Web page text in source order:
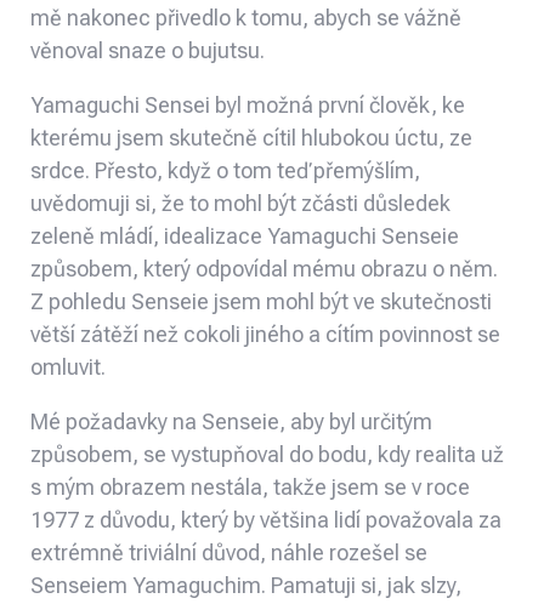
mě nakonec přivedlo k tomu, abych se vážně
věnoval snaze o bujutsu.
Yamaguchi Sensei byl možná první člověk, ke
kterému jsem skutečně cítil hlubokou úctu, ze
srdce. Přesto, když o tom teď přemýšlím,
uvědomuji si, že to mohl být zčásti důsledek
zeleně mládí, idealizace Yamaguchi Senseie
způsobem, který odpovídal mému obrazu o něm.
Z pohledu Senseie jsem mohl být ve skutečnosti
větší zátěží než cokoli jiného a cítím povinnost se
omluvit.
Mé požadavky na Senseie, aby byl určitým
způsobem, se vystupňoval do bodu, kdy realita už
s mým obrazem nestála, takže jsem se v roce
1977 z důvodu, který by většina lidí považovala za
extrémně triviální důvod, náhle rozešel se
Senseiem Yamaguchim. Pamatuji si, jak slzy,